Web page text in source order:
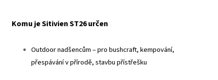
Komu je Sitivien ST26 určen
Outdoor nadšencům – pro bushcraft, kempování,
přespávání v přírodě, stavbu přístřešku